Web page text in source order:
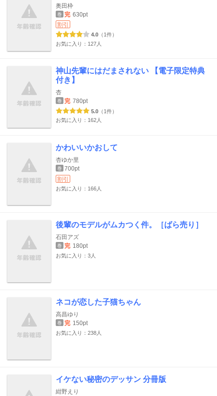
奥田枠
巻 完 630pt
割引
4.0 （1件）
お気に入り：127人
神山先輩にはだまされない 【電子限定特典
付き】
杏
巻 完 780pt
5.0 （1件）
お気に入り：162人
かわいいかおして
杏ゆか里
巻 700pt
割引
お気に入り：166人
後輩のモデルがムカつく件。［ばら売り］
石田アズ
巻 完 180pt
お気に入り：3人
ネコが恋した子猫ちゃん
高昌ゆり
巻 完 150pt
お気に入り：238人
イケない秘密のデッサン 分冊版
紺野えり